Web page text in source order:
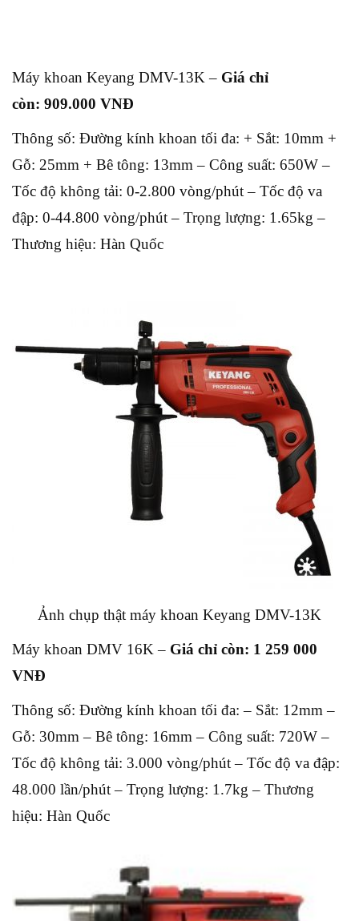
Máy khoan Keyang DMV-13K – Giá chỉ
còn: 909.000 VNĐ
Thông số: Đường kính khoan tối đa: + Sắt: 10mm +
Gỗ: 25mm + Bê tông: 13mm – Công suất: 650W –
Tốc độ không tải: 0-2.800 vòng/phút – Tốc độ va
đập: 0-44.800 vòng/phút – Trọng lượng: 1.65kg –
Thương hiệu: Hàn Quốc
Ảnh chụp thật máy khoan Keyang DMV-13K
Máy khoan DMV 16K – Giá chỉ còn: 1 259 000
VNĐ
Thông số: Đường kính khoan tối đa: – Sắt: 12mm –
Gỗ: 30mm – Bê tông: 16mm – Công suất: 720W –
Tốc độ không tải: 3.000 vòng/phút – Tốc độ va đập:
48.000 lần/phút – Trọng lượng: 1.7kg – Thương
hiệu: Hàn Quốc